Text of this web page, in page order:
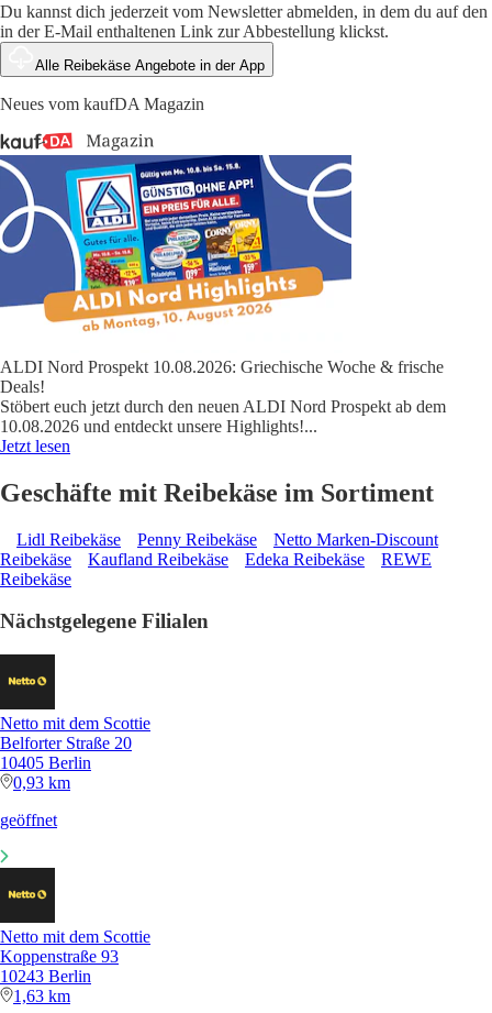
Du kannst dich jederzeit vom Newsletter abmelden, in dem du auf den
in der E-Mail enthaltenen Link zur Abbestellung klickst.
Alle Reibekäse Angebote in der App
Neues vom kaufDA Magazin
ALDI Nord Prospekt 10.08.2026: Griechische Woche & frische
Deals!
Stöbert euch jetzt durch den neuen ALDI Nord Prospekt ab dem
10.08.2026 und entdeckt unsere Highlights!...
Jetzt lesen
Geschäfte mit Reibekäse im Sortiment
Lidl Reibekäse Penny Reibekäse
Netto Marken-Discount
Reibekäse
Kaufland Reibekäse Edeka Reibekäse
REWE
Reibekäse
Nächstgelegene Filialen
Netto mit dem Scottie
Belforter Straße 20
10405 Berlin
0,93 km
geöffnet
Netto mit dem Scottie
Koppenstraße 93
10243 Berlin
1,63 km